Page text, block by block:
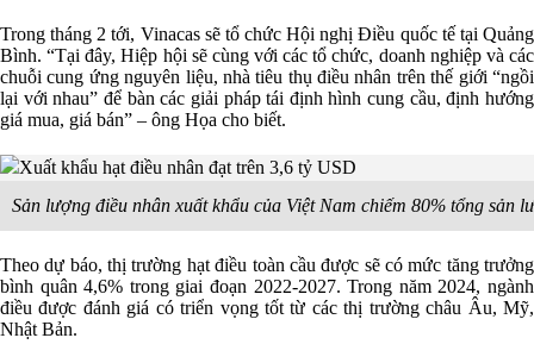
Trong tháng 2 tới, Vinacas sẽ tổ chức Hội nghị Điều quốc tế tại Quảng
Bình. “Tại đây, Hiệp hội sẽ cùng với các tổ chức, doanh nghiệp và các
chuỗi cung ứng nguyên liệu, nhà tiêu thụ điều nhân trên thế giới “ngồi
lại với nhau” để bàn các giải pháp tái định hình cung cầu, định hướng
giá mua, giá bán” – ông Họa cho biết.
Sản lượng điều nhân xuất khẩu của Việt Nam chiếm 80% tổng sản
Theo dự báo, thị trường hạt điều toàn cầu được sẽ có mức tăng trưởng
bình quân 4,6% trong giai đoạn 2022-2027. Trong năm 2024, ngành
điều được đánh giá có triển vọng tốt từ các thị trường châu Âu, Mỹ,
Nhật Bản.